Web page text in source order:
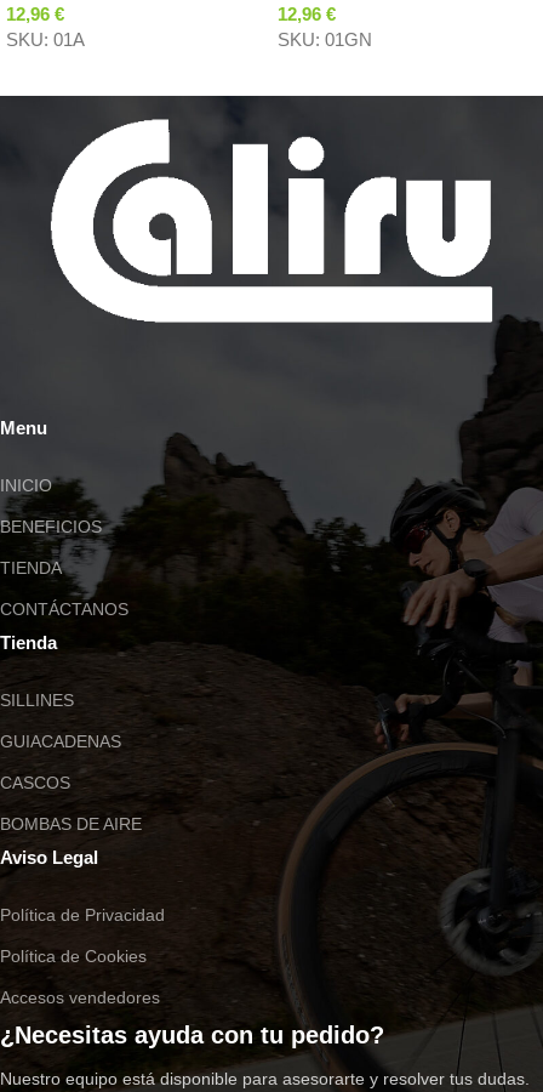
12,96 €
SKU: 01A
12,96 €
SKU: 01GN
Menu
INICIO
BENEFICIOS
TIENDA
CONTÁCTANOS
Tienda
SILLINES
GUIACADENAS
CASCOS
BOMBAS DE AIRE
Aviso Legal
Política de Privacidad
Política de Cookies
Accesos vendedores
¿Necesitas ayuda con tu pedido?
Nuestro equipo está disponible para asesorarte y resolver tus dudas.